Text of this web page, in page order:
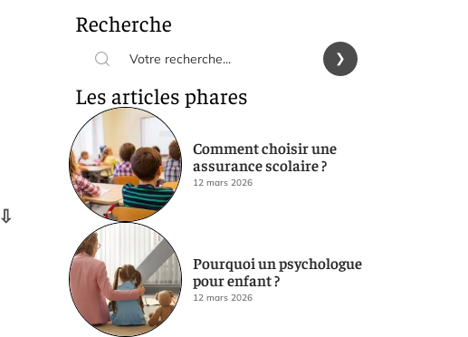
Recherche
Les articles phares
Comment choisir une
assurance scolaire ?
12 mars 2026
Pourquoi un psychologue
pour enfant ?
12 mars 2026